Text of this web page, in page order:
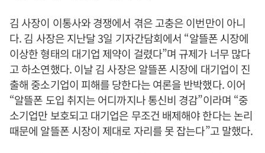
김 사장이 이통사와 경쟁에서 겪은 고충은 이번만이 아니
다. 김 사장은 지난달 3일 기자간담회에서 “알뜰폰 시장에
이상한 형태의 대기업 제약이 걸렸다”며 규제가 너무 많다
고 하소연했다. 이날 김 사장은 알뜰폰 시장에 대기업이 진
출해 중소기업이 피해를 당한다는 여론을 반박했다. 이어
“알뜰폰 도입 취지는 어디까지나 통신비 경감”이라며 “중
소기업만 보호되고 대기업은 무조건 배제해야 한다는 논리
때문에 알뜰폰 시장이 제대로 자리를 못 잡는다”고 말했다.